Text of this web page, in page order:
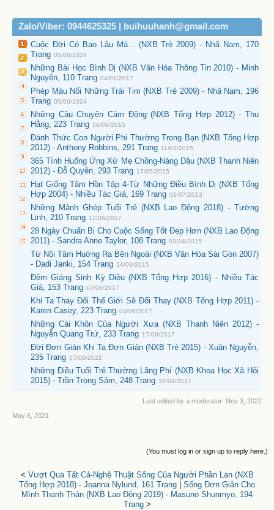
Zalo/Viber: 0944625325 | buihuuhanh@gmail.com
Cuộc Đời Có Bao Lâu Mà... (NXB Trẻ 2009) - Nhã Nam, 170
Trang 05/06/2024
Những Bài Học Bình Dị (NXB Văn Hóa Thông Tin 2010) - Minh
Nguyên, 110 Trang 04/01/2017
Phép Màu Nối Những Trái Tim (NXB Trẻ 2009) - Nhã Nam, 196
Trang 05/06/2024
Những Câu Chuyện Cảm Động (NXB Tổng Hợp 2012) - Thu
Hằng, 223 Trang 26/09/2015
Đánh Thức Con Người Phi Thường Trong Bạn (NXB Tổng Hợp
2012) - Anthony Robbins, 291 Trang 11/03/2015
365 Tình Huống Ứng Xử Mẹ Chồng-Nàng Dâu (NXB Thanh Niên
2012) - Đỗ Quyên, 293 Trang 17/05/2015
Hạt Giống Tâm Hồn Tập 4-Từ Những Điều Bình Dị (NXB Tổng
Hợp 2004) - Nhiều Tác Giả, 169 Trang 01/07/2013
Những Mảnh Ghép Tuổi Trẻ (NXB Lao Động 2018) - Tường
Linh, 210 Trang 12/06/2017
28 Ngày Chuẩn Bị Cho Cuộc Sống Tốt Đẹp Hơn (NXB Lao Động
2011) - Sandra Anne Taylor, 108 Trang 03/04/2015
Từ Nội Tâm Huớng Ra Bên Ngoài (NXB Văn Hóa Sài Gòn 2007)
- Dadi Janki, 154 Trang 24/03/2015
Đêm Giáng Sinh Kỳ Diệu (NXB Tổng Hợp 2016) - Nhiều Tác
Giả, 153 Trang 07/06/2017
Khi Ta Thay Đổi Thế Giới Sẽ Đổi Thay (NXB Tổng Hợp 2011) -
Karen Casey, 223 Trang 04/06/2017
Những Cái Khôn Của Người Xưa (NXB Thanh Niên 2012) -
Nguyễn Quang Trứ, 233 Trang 17/06/2017
Đời Đơn Giản Khi Ta Đơn Giản (NXB Trẻ 2015) - Xuân Nguyễn,
235 Trang 07/08/2022
Những Điều Tuổi Trẻ Thường Lãng Phí (NXB Khoa Học Xã Hội
2015) - Trần Trọng Sâm, 248 Trang 15/04/2017
Last edited by a moderator: Nov 3, 2022
May 6, 2021
(You must log in or sign up to reply here.)
< Vượt Qua Tất Cả-Nghệ Thuật Sống Của Người Phần Lan (NXB
Tổng Hợp 2018) - Joanna Nylund, 161 Trang
Sống Đơn Giản Cho
Mình Thanh Thản (NXB Lao Động 2019) - Masuno Shunmyo, 194
Trang>